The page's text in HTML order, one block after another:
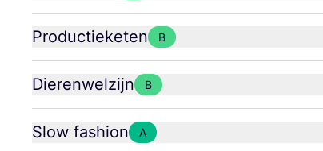
Productieketen B
Dierenwelzijn B
Slow fashion A